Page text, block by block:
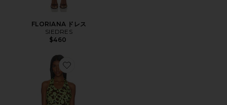
FLORIANA ドレス
SIEDRES
$460
Favorite ZENYA ドレス